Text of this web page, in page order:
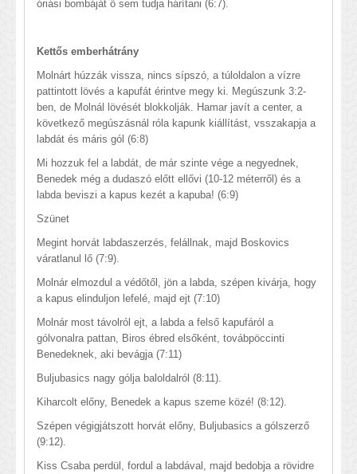
óriási bombáját ő sem tudja hárítani (6:7).
Kettős emberhátrány
Molnárt húzzák vissza, nincs sípszó, a túloldalon a vízre
pattintott lövés a kapufát érintve megy ki. Megúszunk 3:2-
ben, de Molnál lövését blokkolják. Hamar javít a center, a
következő megúszásnál róla kapunk kiállítást, vsszakapja a
labdát és máris gól (6:8)
Mi hozzuk fel a labdát, de már szinte vége a negyednek,
Benedek még a dudaszó előtt ellővi (10-12 méterről) és a
labda beviszi a kapus kezét a kapuba! (6:9)
Szünet
Megint horvát labdaszerzés, felállnak, majd Boskovics
váratlanul lő (7:9).
Molnár elmozdul a védőtől, jön a labda, szépen kivárja, hogy
a kapus elinduljon lefelé, majd ejt (7:10)
Molnár most távolról ejt, a labda a felső kapufáról a
gólvonalra pattan, Biros ébred elsőként, továbpöccinti
Benedeknek, aki bevágja (7:11)
Buljubasics nagy gólja baloldalról (8:11).
Kiharcolt előny, Benedek a kapus szeme közé! (8:12).
Szépen végigjátszott horvát előny, Buljubasics a gólszerző
(9:12).
Kiss Csaba perdül, fordul a labdával, majd bedobja a rövidre